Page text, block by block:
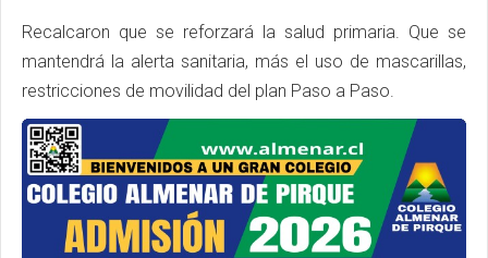
Recalcaron que se reforzará la salud primaria. Que se
mantendrá la alerta sanitaria, más el uso de mascarillas,
restricciones de movilidad del plan Paso a Paso.